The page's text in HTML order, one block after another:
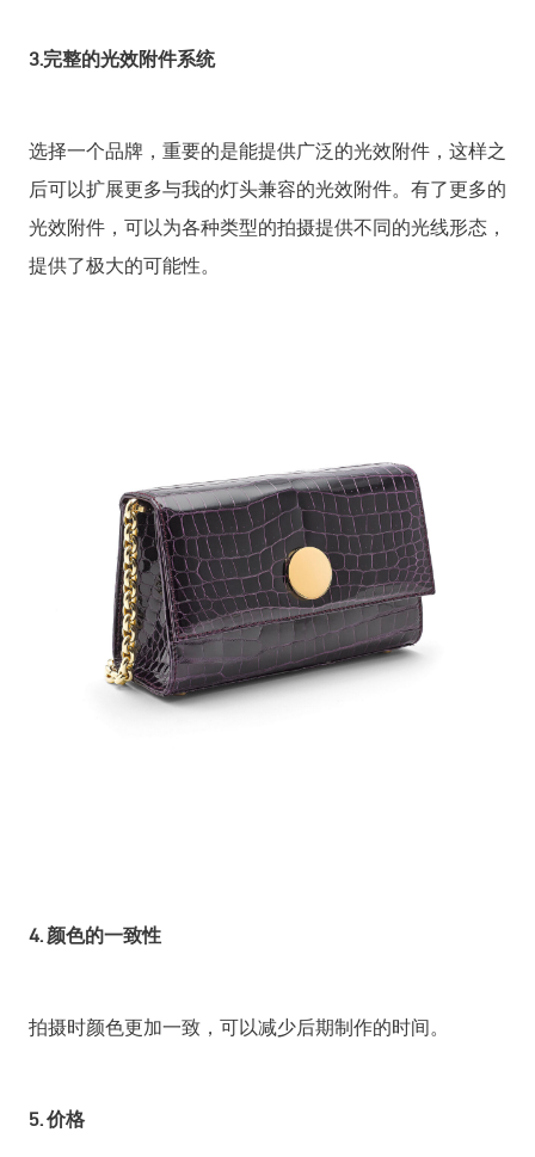
3.完整的光效附件系统
选择一个品牌，重要的是能提供广泛的光效附件，这样之
后可以扩展更多与我的灯头兼容的光效附件。有了更多的
光效附件，可以为各种类型的拍摄提供不同的光线形态，
提供了极大的可能性。
4. 颜色的一致性
拍摄时颜色更加一致，可以减少后期制作的时间。
5. 价格